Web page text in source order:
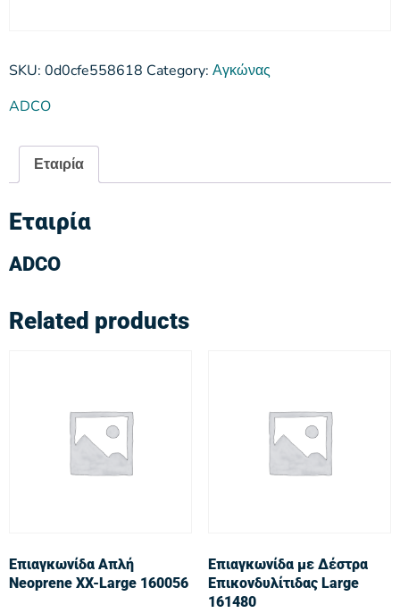
SKU: 0d0cfe558618 Category: Αγκώνας
ADCO
Εταιρία
Εταιρία
ADCO
Related products
Επιαγκωνίδα Απλή
Neoprene XX-Large 160056
Επιαγκωνίδα με Δέστρα
Επικονδυλίτιδας Large
161480